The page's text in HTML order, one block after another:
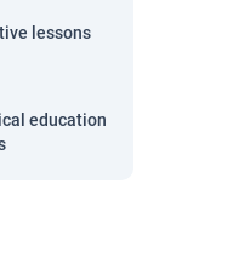
lessons
education